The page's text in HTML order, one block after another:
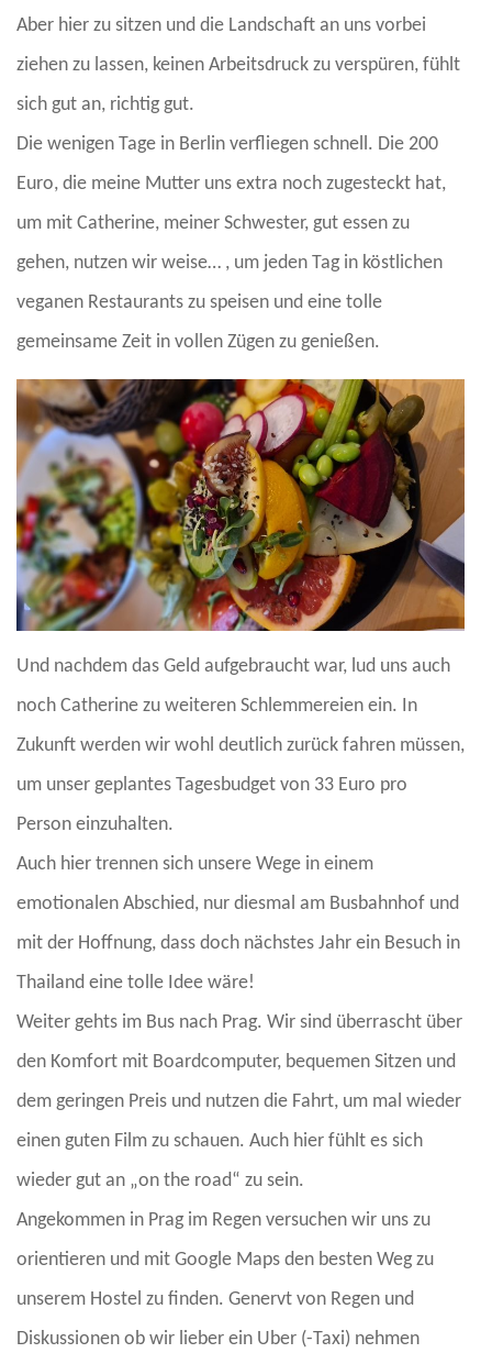
Aber hier zu sitzen und die Landschaft an uns vorbei
ziehen zu lassen, keinen Arbeitsdruck zu verspüren, fühlt
sich gut an, richtig gut.
Die wenigen Tage in Berlin verfliegen schnell. Die 200
Euro, die meine Mutter uns extra noch zugesteckt hat,
um mit Catherine, meiner Schwester, gut essen zu
gehen, nutzen wir weise… , um jeden Tag in köstlichen
veganen Restaurants zu speisen und eine tolle
gemeinsame Zeit in vollen Zügen zu genießen.
Und nachdem das Geld aufgebraucht war, lud uns auch
noch Catherine zu weiteren Schlemmereien ein. In
Zukunft werden wir wohl deutlich zurück fahren müssen,
um unser geplantes Tagesbudget von 33 Euro pro
Person einzuhalten.
Auch hier trennen sich unsere Wege in einem
emotionalen Abschied, nur diesmal am Busbahnhof und
mit der Hoffnung, dass doch nächstes Jahr ein Besuch in
Thailand eine tolle Idee wäre!
Weiter gehts im Bus nach Prag. Wir sind überrascht über
den Komfort mit Boardcomputer, bequemen Sitzen und
dem geringen Preis und nutzen die Fahrt, um mal wieder
einen guten Film zu schauen. Auch hier fühlt es sich
wieder gut an „on the road“ zu sein.
Angekommen in Prag im Regen versuchen wir uns zu
orientieren und mit Google Maps den besten Weg zu
unserem Hostel zu finden. Genervt von Regen und
Diskussionen ob wir lieber ein Uber (-Taxi) nehmen